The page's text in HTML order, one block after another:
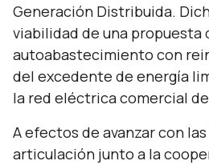
Generación Distribuida.
viabilidad de una propuesta
autoabastecimiento con
del excedente de energía
la red eléctrica comercial
A efectos de avanzar con
articulación junto a la